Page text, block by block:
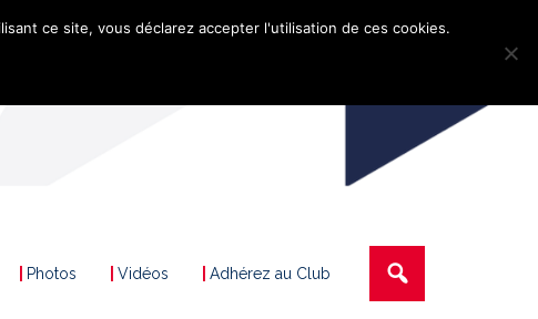
Photos Vidéos Adhérez au Club
ce site, vous déclarez accepter l'utilisation de ces cookies.